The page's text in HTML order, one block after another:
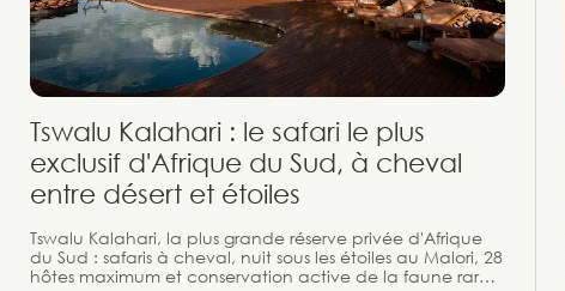
Tswalu Kalahari : le safari le plus
exclusif d'Afrique du Sud, à cheval
entre désert et étoiles
Tswalu Kalahari, la plus grande réserve privée d'Afrique
du Sud : safaris à cheval, nuit sous les étoiles au Malori, 28
hôtes maximum et conservation active de la faune rare